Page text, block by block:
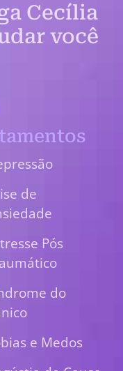
Cecília
você
de
Pós
do
e Medos